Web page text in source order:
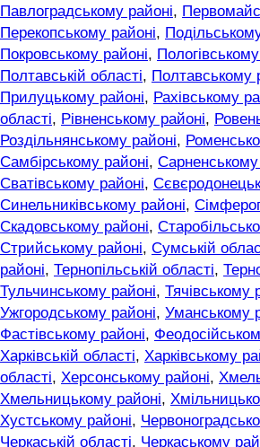
Павлоградському районі,
Перекопському районі,
Покровському районі,
Полтавській області, Полтавському
Прилуцькому районі, Рахівському
області, Рівненському районі,
Роздільнянському районі,
Самбірському районі, Сарненському
Сватівському районі,
Синельниківському районі,
Скадовському районі,
Стрийському районі, Сумській
районі, Тернопільській області,
Тульчинському районі, Тячівському
Ужгородському районі, Уманському
Фастівському районі,
Харківській області, Харківському
області, Херсонському районі,
Хмельницькому районі,
Хустському районі,
Черкаській області, Черкаському